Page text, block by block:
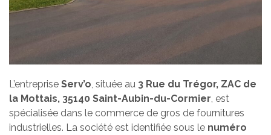
L’entreprise Serv’o , située au 3 Rue du Trégor, ZAC de
la Mottais, 35140 Saint-Aubin-du-Cormier , est
spécialisée dans le commerce de gros de fournitures
industrielles. La société est identifiée sous le numéro